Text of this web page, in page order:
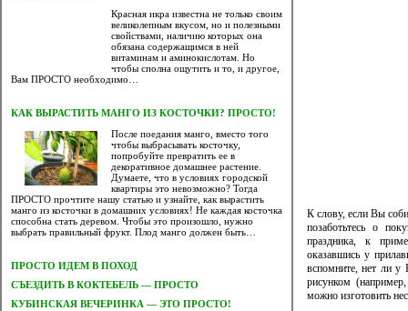
Красная икра известна не только своим
великолепным вкусом, но и полезными
свойствами, наличию которых она
обязана содержащимся в ней
витаминам и аминокислотам. Но
чтобы сполна ощутить и то, и другое,
Вам ПРОСТО необходимо…
КАК ВЫРАСТИТЬ МАНГО ИЗ КОСТОЧКИ? ПРОСТО!
После поедания манго, вместо того
чтобы выбрасывать косточку,
попробуйте превратить ее в
декоративное домашнее растение.
Думаете, что в условиях городской
квартиры это невозможно? Тогда
ПРОСТО прочтите нашу статью и узнайте, как вырастить
манго из косточки в домашних условиях! Не каждая косточка
способна стать деревом. Чтобы это произошло, нужно
выбрать правильный фрукт. Плод манго должен быть…
ПРОСТО ИДЕМ В ПОХОД
СЪЕЗДИТЬ В КОКТЕБЕЛЬ — ПРОСТО
КУБИНСКАЯ ВЕЧЕРИНКА — ЭТО ПРОСТО!
К слову, если Вы
позаботьтесь о
праздника, к
оказавшись у
вспомните, нет ли у
рисунком
можно изготовить